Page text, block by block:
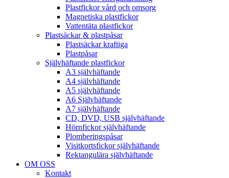
Plastfickor vård och omsorg
Magnetiska plastfickor
Vattentäta plastfickor
Plastsäckar & plastpåsar
Plastsäckar kraftiga
Plastpåsar
Självhäftande plastfickor
A3 självhäftande
A4 självhäftande
A5 självhäftande
A6 Självhäftande
A7 självhäftande
CD, DVD, USB självhäftande
Hörnfickor självhäftande
Plomberingspåsar
Visitkortsfickor självhäftande
Rektangulära självhäftande
OM OSS
Kontakt